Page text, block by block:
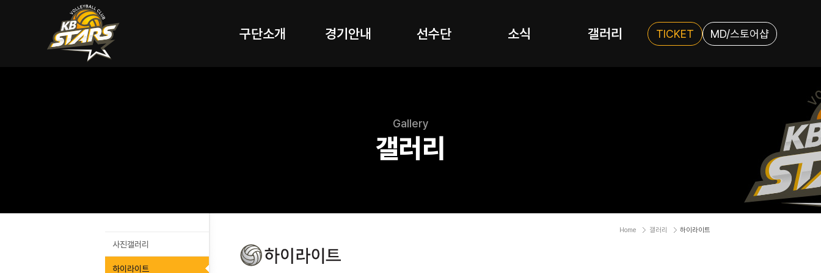
구단소개 경기안내 선수단 소식 갤러리 TICKET MD/스토어샵
사진갤러리
하이라이트
Home 갤러리 하이라이트